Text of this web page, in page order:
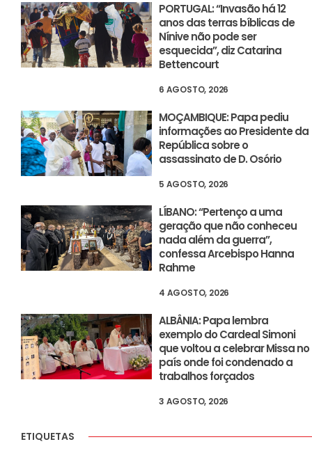
PORTUGAL: “Invasão há 12
anos das terras bíblicas de
Nínive não pode ser
esquecida”, diz Catarina
Bettencourt
6 AGOSTO, 2026
MOÇAMBIQUE: Papa pediu
informações ao Presidente da
República sobre o
assassinato de D. Osório
5 AGOSTO, 2026
LÍBANO: “Pertenço a uma
geração que não conheceu
nada além da guerra”,
confessa Arcebispo Hanna
Rahme
4 AGOSTO, 2026
ALBÂNIA: Papa lembra
exemplo do Cardeal Simoni
que voltou a celebrar Missa no
país onde foi condenado a
trabalhos forçados
3 AGOSTO, 2026
ETIQUETAS